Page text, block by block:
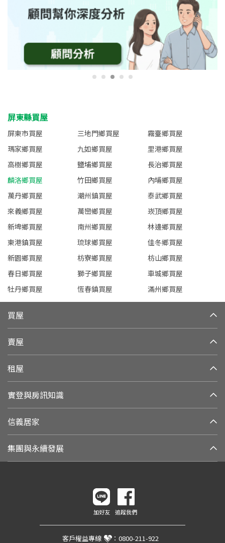
屏東縣買屋
屏東市買屋 三地門鄉買屋
霧臺鄉買屋
瑪家鄉買屋
九如鄉買屋
里港鄉買屋
高樹鄉買屋
鹽埔鄉買屋
長治鄉買屋
麟洛鄉買屋
竹田鄉買屋
內埔鄉買屋
萬丹鄉買屋
潮州鎮買屋
泰武鄉買屋
來義鄉買屋
萬巒鄉買屋
崁頂鄉買屋
新埤鄉買屋
南州鄉買屋
林邊鄉買屋
東港鎮買屋
琉球鄉買屋
佳冬鄉買屋
新園鄉買屋
枋寮鄉買屋
枋山鄉買屋
春日鄉買屋
獅子鄉買屋
車城鄉買屋
牡丹鄉買屋
恆春鎮買屋 滿州鄉買屋
買屋
賣屋
租屋
實登與房訊知識
信義居家
集團與永續發展
加好友 追蹤我們
客戶權益專線 ： 0800-211-922